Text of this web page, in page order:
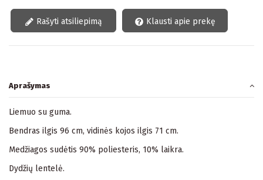
Rašyti atsiliepimą Klausti apie prekę
Aprašymas
Liemuo su guma.
Bendras ilgis 96 cm, vidinės kojos ilgis 71 cm.
Medžiagos sudėtis 90% poliesteris, 10% laikra.
Dydžių lentelė.